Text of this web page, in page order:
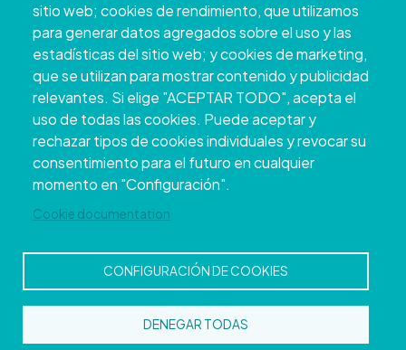
sitio web; cookies de rendimiento, que utilizamos
para generar datos agregados sobre el uso y las
estadísticas del sitio web; y cookies de marketing,
que se utilizan para mostrar contenido y publicidad
relevantes. Si elige "ACEPTAR TODO", acepta el
uso de todas las cookies. Puede aceptar y
rechazar tipos de cookies individuales y revocar su
consentimiento para el futuro en cualquier
momento en "Configuración".
Cookie documentation
CONFIGURACIÓN DE COOKIES
DENEGAR TODAS
Copyright © 2026. Deputación Provincial de
Pontevedra. Todos os dereitos reservados
Aviso
Accessibility Protección de